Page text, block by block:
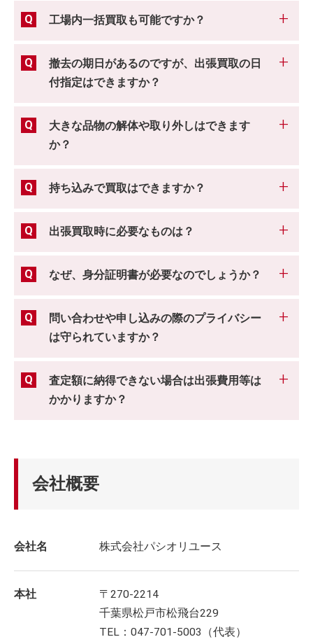
工場内一括買取も可能ですか？
撤去の期日があるのですが、出張買取の日
付指定はできますか？
大きな品物の解体や取り外しはできます
か？
持ち込みで買取はできますか？
出張買取時に必要なものは？
なぜ、身分証明書が必要なのでしょうか？
問い合わせや申し込みの際のプライバシー
は守られていますか？
査定額に納得できない場合は出張費用等は
かかりますか？
会社概要
会社名 株式会社パシオリユース
本社
〒270-2214
千葉県松戸市松飛台229
TEL：047-701-5003（代表）